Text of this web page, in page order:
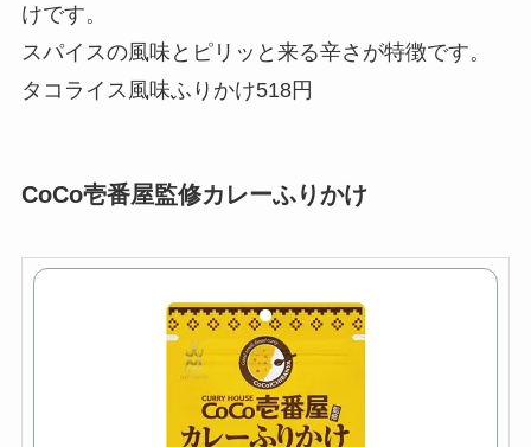
けです。
スパイスの風味とピリッと来る辛さが特徴です。
タコライス風味ふりかけ518円
CoCo壱番屋監修カレーふりかけ